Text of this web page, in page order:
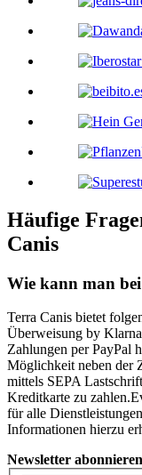
Häufige
Canis
Wie kann man
Terra Canis bietet
Überweisung by
Zahlungen per PayPal
Möglichkeit neben der
mittels SEPA
Kreditkarte zu
für alle
Informationen hierzu
Newsletter